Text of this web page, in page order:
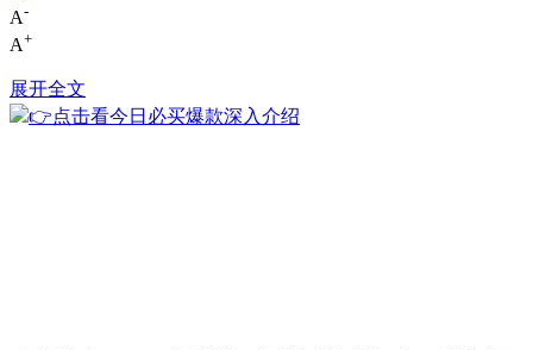
A-
A+
展开全文
👉点击看今日必买爆款深入介绍